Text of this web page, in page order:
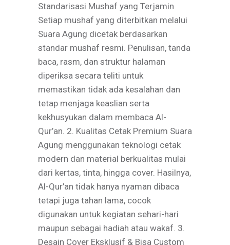
Standarisasi Mushaf yang Terjamin
Setiap mushaf yang diterbitkan melalui
Suara Agung dicetak berdasarkan
standar mushaf resmi. Penulisan, tanda
baca, rasm, dan struktur halaman
diperiksa secara teliti untuk
memastikan tidak ada kesalahan dan
tetap menjaga keaslian serta
kekhusyukan dalam membaca Al-
Qur’an. 2. Kualitas Cetak Premium Suara
Agung menggunakan teknologi cetak
modern dan material berkualitas mulai
dari kertas, tinta, hingga cover. Hasilnya,
Al-Qur’an tidak hanya nyaman dibaca
tetapi juga tahan lama, cocok
digunakan untuk kegiatan sehari-hari
maupun sebagai hadiah atau wakaf. 3.
Desain Cover Eksklusif & Bisa Custom